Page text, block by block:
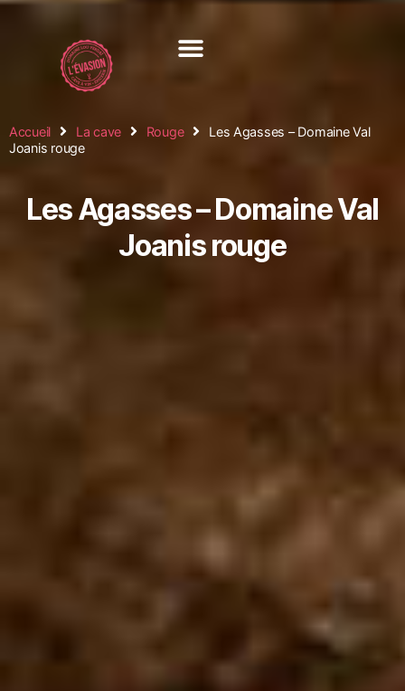
Accueil La cave Rouge
Les Agasses – Domaine Val
Joanis rouge
Les Agasses – Domaine Val
Joanis rouge